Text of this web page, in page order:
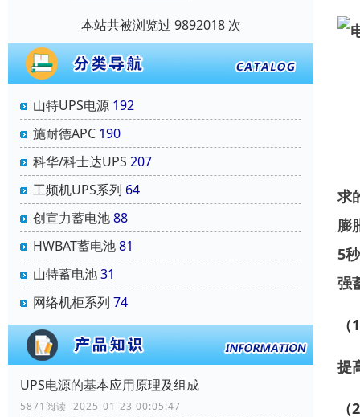
本站共被浏览过 9892018 次
山特UPS电源 192
施耐德APC 190
科华/科士达UPS 207
工频机UPS系列 64
创宣力蓄电池88
HWBAT蓄电池81
山特蓄电池31
网络机柜系列 74
UPS电源的基本应用原理及组成
5871阅读 2025-01-23 00:05:47
求
膨
5
强
提